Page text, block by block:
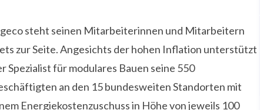
steht seinen Mitarbeiterinnen und Mitarbeitern
zur Seite. Angesichts der hohen Inflation unterstützt
Spezialist für modulares Bauen seine 550
an den 15 bundesweiten Standorten mit
Energiekostenzuschuss in Höhe von jeweils 100